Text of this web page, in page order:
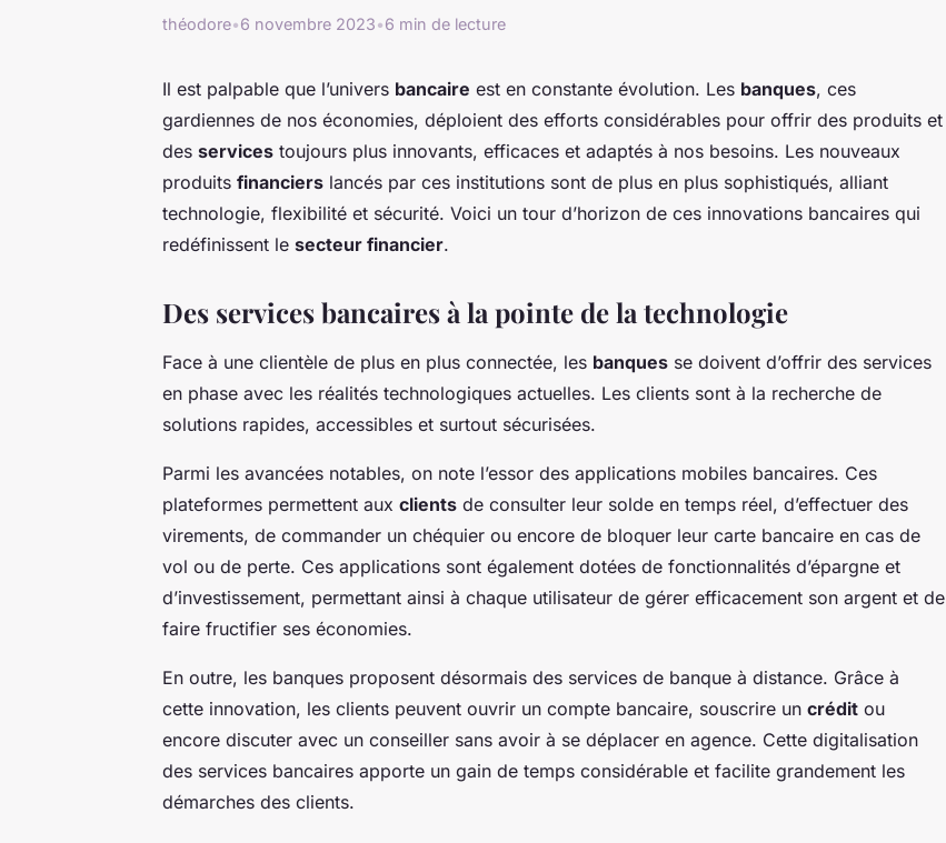
théodore•6 novembre 2023•6 min de lecture
Il est palpable que l’univers bancaire est en constante évolution. Les banques, ces
gardiennes de nos économies, déploient des efforts considérables pour offrir des produits et
des services toujours plus innovants, efficaces et adaptés à nos besoins. Les nouveaux
produits financiers lancés par ces institutions sont de plus en plus sophistiqués, alliant
technologie, flexibilité et sécurité. Voici un tour d’horizon de ces innovations bancaires qui
redéfinissent le secteur financier.
Des services bancaires à la pointe de la technologie
Face à une clientèle de plus en plus connectée, les banques se doivent d’offrir des services
en phase avec les réalités technologiques actuelles. Les clients sont à la recherche de
solutions rapides, accessibles et surtout sécurisées.
Parmi les avancées notables, on note l’essor des applications mobiles bancaires. Ces
plateformes permettent aux clients de consulter leur solde en temps réel, d’effectuer des
virements, de commander un chéquier ou encore de bloquer leur carte bancaire en cas de
vol ou de perte. Ces applications sont également dotées de fonctionnalités d’épargne et
d’investissement, permettant ainsi à chaque utilisateur de gérer efficacement son argent et de
faire fructifier ses économies.
En outre, les banques proposent désormais des services de banque à distance. Grâce à
cette innovation, les clients peuvent ouvrir un compte bancaire, souscrire un crédit ou
encore discuter avec un conseiller sans avoir à se déplacer en agence. Cette digitalisation
des services bancaires apporte un gain de temps considérable et facilite grandement les
démarches des clients.